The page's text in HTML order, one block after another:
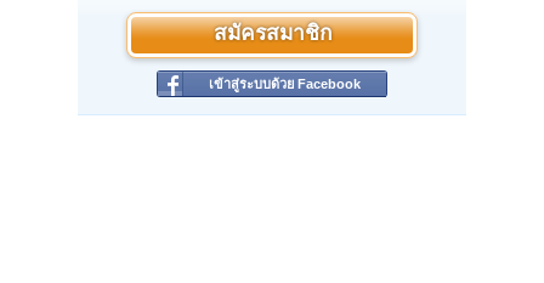
สมัครสมาชิก
เข้าสู่ระบบด้วย Facebook